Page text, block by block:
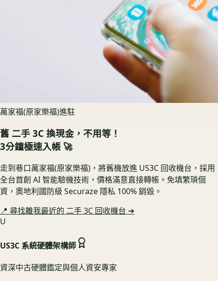
萬家福(原家樂福)進駐
舊 二手 3C 換現金，不用等！
3分鐘極速入帳 🚀
走到巷口萬家福(原家樂福)，將舊機放進 US3C 回收機台，採用
全台首創 AI 智能驗機技術，價格滿意直接轉帳。免填繁瑣個
資，奧地利國防級 Securaze 隱私 100% 銷毀。
📍 尋找離我最近的 二手 3C 回收機台 ➔
U
US3C 系統硬體架構師
資深中古硬體鑑定與個人資安專家